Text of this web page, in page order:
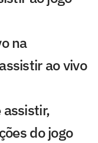
na
ao vivo
do jogo